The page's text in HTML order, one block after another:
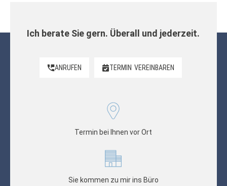
Ich berate Sie gern. Überall und jederzeit.
ANRUFEN TERMIN VEREINBAREN
Termin bei Ihnen vor Ort
Sie kommen zu mir ins Büro